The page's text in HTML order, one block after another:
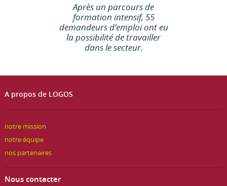
Après un parcours de
formation intensif, 55
demandeurs d’emploi ont eu
la possibilité de travailler
dans le secteur.
A propos de LOGOS
notre mission
notre équipe
nos partenaires
Nous contacter